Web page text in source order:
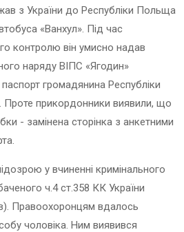
в з України до Республіки Польща
«Ванхул». Під час
контролю він умисно надав
наряду ВІПС «Ягодин»
громадянина Республіки
. Проте прикордонники виявили, що
- замінена сторінка з анкетними
.
у вчиненні кримінального
ч.4ст.358 КК України
Правоохоронцям вдалось
чоловіка. Ним виявився